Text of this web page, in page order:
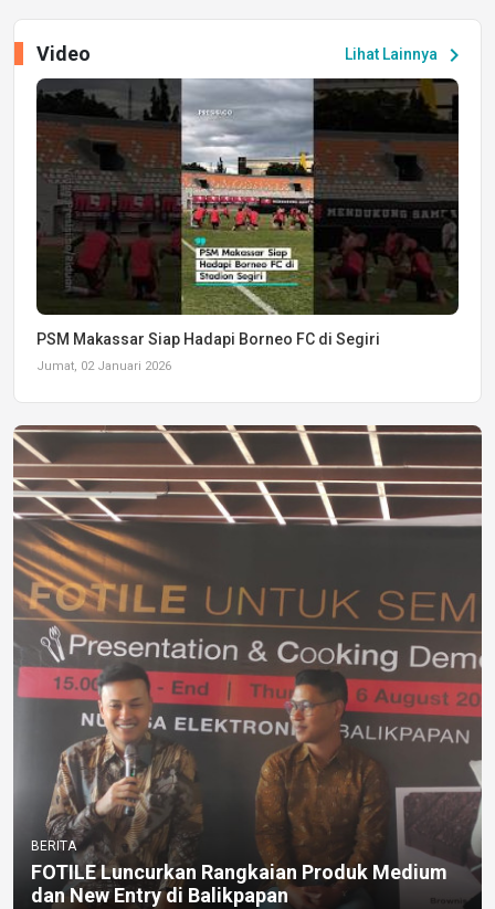
Lihat Lainnya chevron_right
Video
PSM Makassar Siap Hadapi Borneo FC di Segiri
Jumat, 02 Januari 2026
BERITA
FOTILE Luncurkan Rangkaian Produk Medium
dan New Entry di Balikpapan